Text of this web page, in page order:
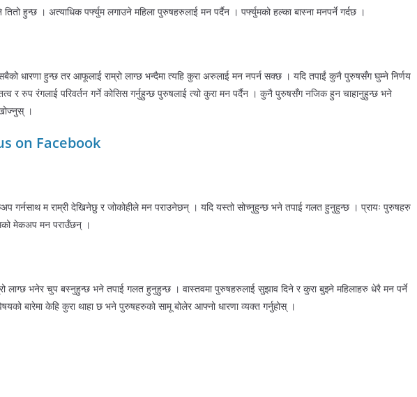
तितो हुन्छ । अत्याधिक पर्फ्युम लगाउने महिला पुरुषहरुलाई मन पर्दैन । पर्फ्युमको हल्का बास्ना मनपर्ने गर्दछ ।
धारणा हुन्छ तर आफूलाई राम्रो लाग्छ भन्दैमा त्यहि कुरा अरुलाई मन नपर्न सक्छ । यदि तपाईं कुनै पुरुषसँग घुम्ने निर्णय
र रुप रंगलाई परिवर्तन गर्ने कोसिस गर्नुहुन्छ पुरुषलाई त्यो कुरा मन पर्दैन । कुनै पुरुषसँग नजिक हुन चाहानुहुन्छ भने
।
on Facebook
गर्नसाथ म राम्री देखिनेछु र जोकोहीले मन पराउनेछन् । यदि यस्तो सोच्नुहुन्छ भने तपाई गलत हुनुहुन्छ । प्रायः पुरुषहरु
मेकअप मन पराउँछन् ।
लाग्छ भनेर चुप बस्नुहुन्छ भने तपाई गलत हुनुहुन्छ । वास्तवमा पुरुषहरुलाई सुझाव दिने र कुरा बुझ्ने महिलाहरु धेरै मन पर्ने
बारेमा केहि कुरा थाहा छ भने पुरुषहरुको सामू बोलेर आफ्नो धारणा व्यक्त गर्नुहोस् ।